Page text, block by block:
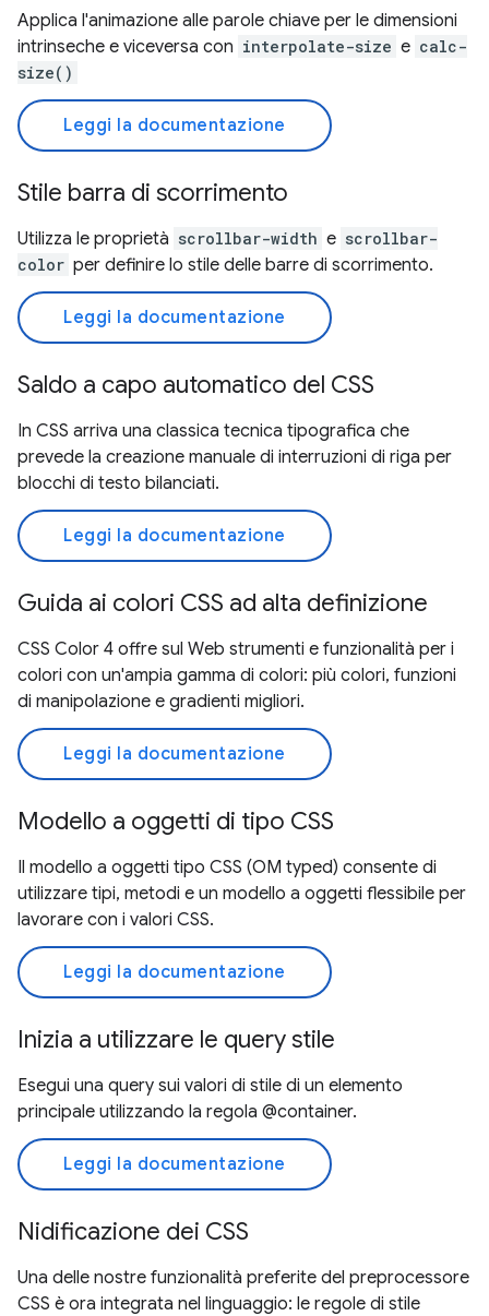
Applica l'animazione alle parole chiave per le dimensioni
intrinseche e viceversa con interpolate-size e calc-
size()
Leggi la documentazione
Stile barra di scorrimento
Utilizza le proprietà scrollbar-width e scrollbar-
color per definire lo stile delle barre di scorrimento.
Leggi la documentazione
Saldo a capo automatico del CSS
In CSS arriva una classica tecnica tipografica che
prevede la creazione manuale di interruzioni di riga per
blocchi di testo bilanciati.
Leggi la documentazione
Guida ai colori CSS ad alta definizione
CSS Color 4 offre sul Web strumenti e funzionalità per i
colori con un'ampia gamma di colori: più colori, funzioni
di manipolazione e gradienti migliori.
Leggi la documentazione
Modello a oggetti di tipo CSS
Il modello a oggetti tipo CSS (OM typed) consente di
utilizzare tipi, metodi e un modello a oggetti flessibile per
lavorare con i valori CSS.
Leggi la documentazione
Inizia a utilizzare le query stile
Esegui una query sui valori di stile di un elemento
principale utilizzando la regola @container.
Leggi la documentazione
Nidificazione dei CSS
Una delle nostre funzionalità preferite del preprocessore
CSS è ora integrata nel linguaggio: le regole di stile